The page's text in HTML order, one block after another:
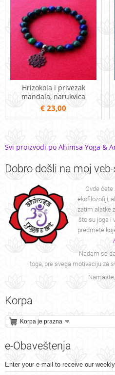
Hrizokola i privezak
mandala, narukvica
€ 23,00
Svi proizvodi po Ahimsa Yoga &
Dobro došli na moj
Ovde
ekofilozofiji,
zatim alatke
što su joga i
predmete
Nadam se
toga, pre svega motivaciju za
Korpa
Korpa je prazna
e-Obaveštenja
Enter your e-mail to receive our